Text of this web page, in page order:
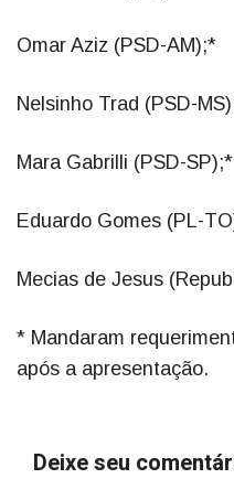
Omar Aziz (PSD-AM);*
Nelsinho Trad (PSD-
Mara Gabrilli (PSD-SP);*
Eduardo Gomes (PL-
Mecias de Jesus
* Mandaram
após a apresentação.
Deixe seu